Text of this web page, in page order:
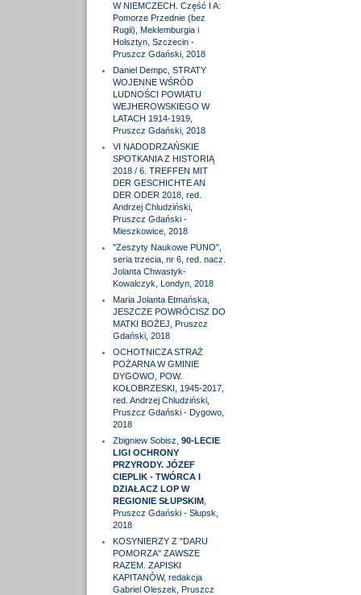
W NIEMCZECH. Część I A:
Pomorze Przednie (bez
Rugii), Meklemburgia i
Holsztyn, Szczecin -
Pruszcz Gdański, 2018
Daniel Dempc, STRATY
WOJENNE WŚRÓD
LUDNOŚCI POWIATU
WEJHEROWSKIEGO W
LATACH 1914-1919,
Pruszcz Gdański, 2018
VI NADODRZAŃSKIE
SPOTKANIA Z HISTORIĄ
2018 / 6. TREFFEN MIT
DER GESCHICHTE AN
DER ODER 2018, red.
Andrzej Chludziński,
Pruszcz Gdański -
Mieszkowice, 2018
"Zeszyty Naukowe PUNO",
seria trzecia, nr 6, red. nacz.
Jolanta Chwastyk-
Kowalczyk, Londyn, 2018
Maria Jolanta Etmańska,
JESZCZE POWRÓCISZ DO
MATKI BOŻEJ, Pruszcz
Gdański, 2018
OCHOTNICZA STRAŻ
POŻARNA W GMINIE
DYGOWO, POW.
KOŁOBRZESKI, 1945-2017,
red. Andrzej Chludziński,
Pruszcz Gdański - Dygowo,
2018
Zbigniew Sobisz, 90-LECIE
LIGI OCHRONY
PRZYRODY. JÓZEF
CIEPLIK - TWÓRCA I
DZIAŁACZ LOP W
REGIONIE SŁUPSKIM,
Pruszcz Gdański - Słupsk,
2018
KOSYNIERZY Z "DARU
POMORZA" ZAWSZE
RAZEM. ZAPISKI
KAPITANÓW, redakcja
Gabriel Oleszek, Pruszcz